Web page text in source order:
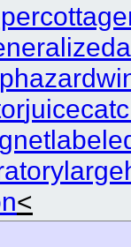
<